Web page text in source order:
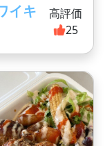
高評価
25